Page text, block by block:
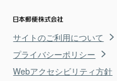
サイトのご利用について
プライバシーポリシー
Webアクセシビリティ方針